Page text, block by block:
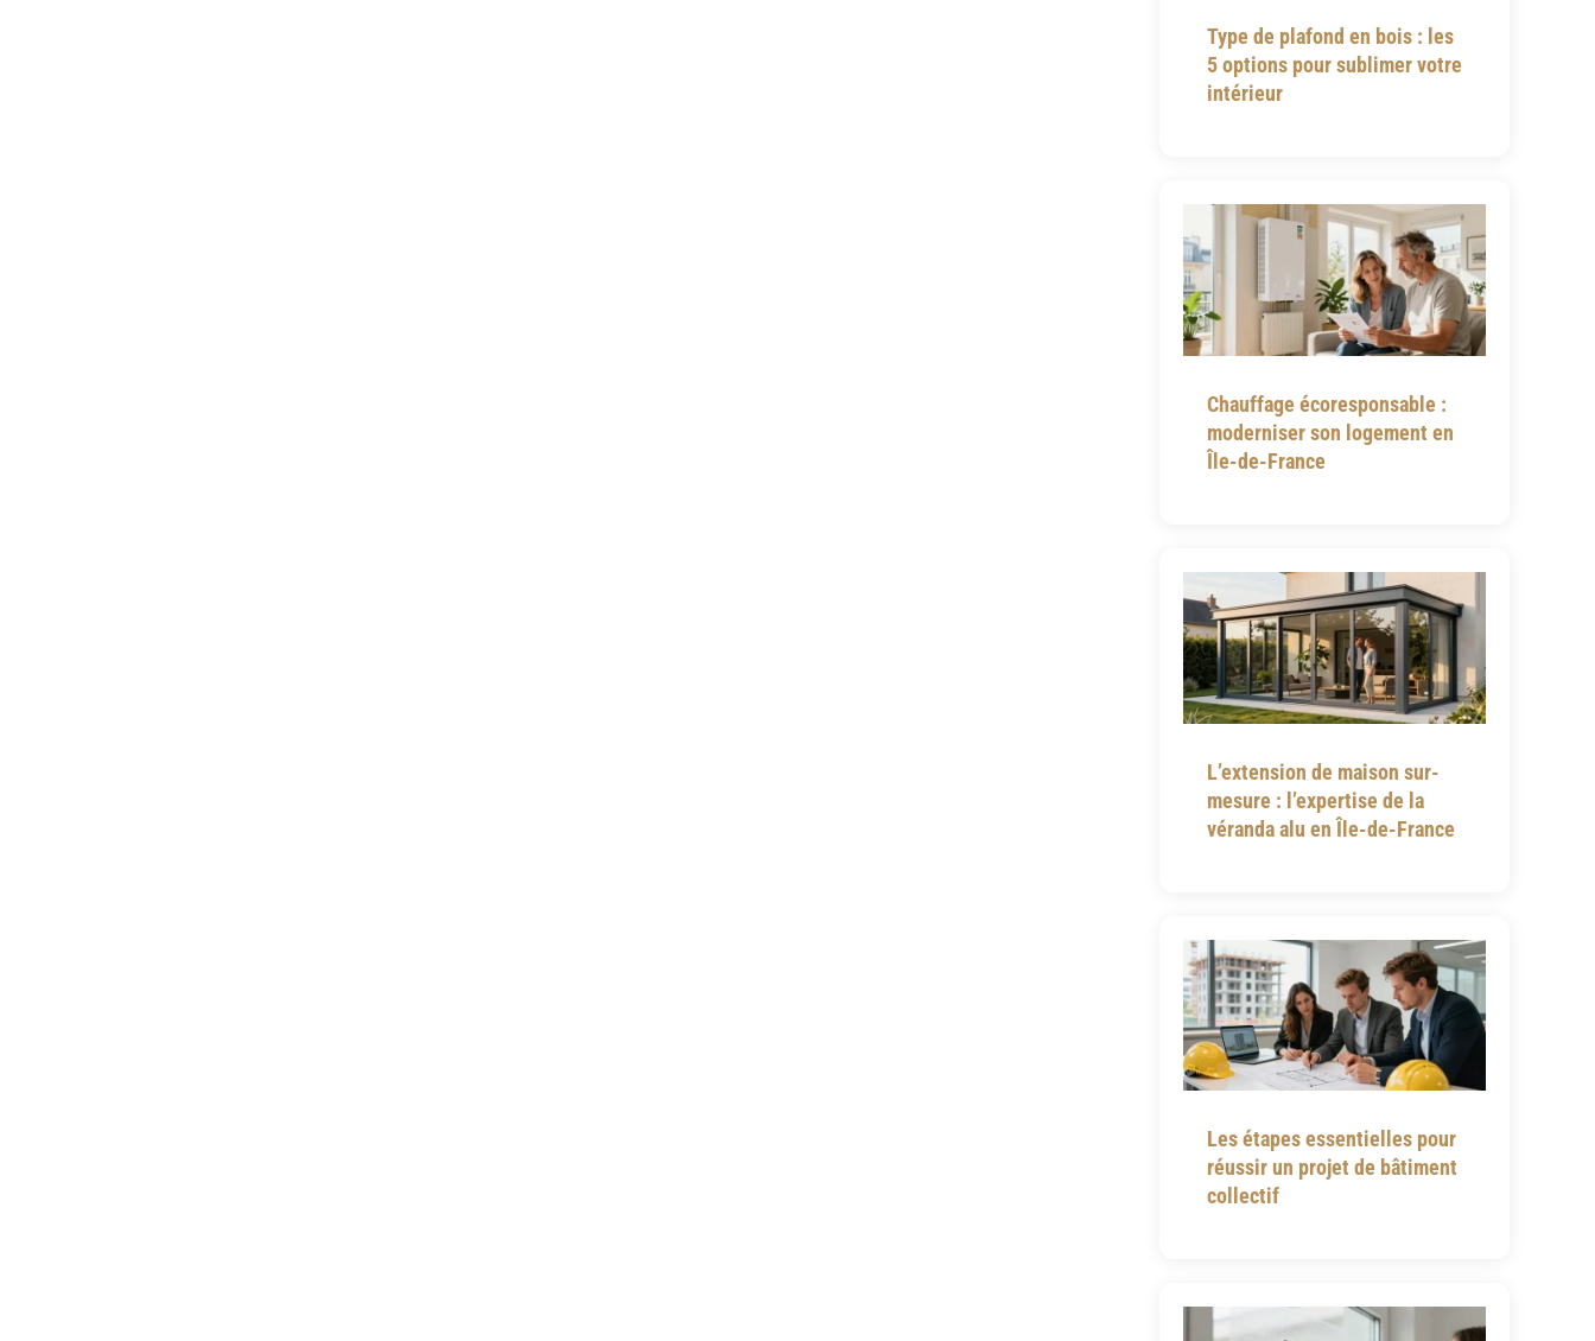
Type de plafond en bois : les
5 options pour sublimer votre
intérieur
Chauffage écoresponsable :
moderniser son logement en
Île-de-France
L’extension de maison sur-
mesure : l’expertise de la
véranda alu en Île-de-France
Les étapes essentielles pour
réussir un projet de bâtiment
collectif